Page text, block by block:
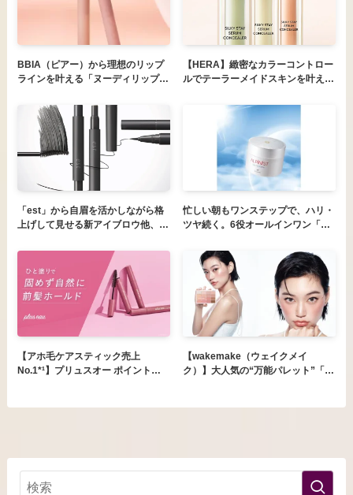
BBIA（ピアー）から理想のリップ
ラインを叶える「ヌーディリップペ
【HERA】緻密なカラーコントロー
ルでテーラーメイドスキンを叶える
ラー〉が全国発売！
「est」から自眉を活かしながら格
上げして見せる新アイブロウ他、大
テムを2026年8月7日（金）発売
忙しい朝もワンステップで、ハリ・
ツヤ続く。6役オールインワン「ア
ム」6月1日新発売
【アホ毛ケアスティック売上
No.1*¹】プリュスオー ポイントリ
【wakemake（ウェイクメイ
ク）】大人気の“万能パレット”「ソ